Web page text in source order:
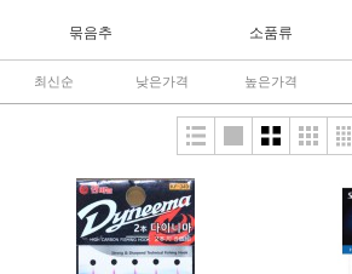
묶음추 소품류
최신순 낮은가격 높은가격